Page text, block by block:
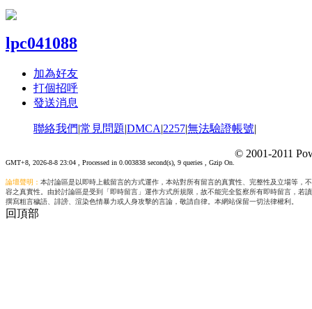
lpc041088
加為好友
打個招呼
發送消息
聯絡我們|常見問題|DMCA|2257|無法驗證帳號|
GMT+8, 2026-8-8 23:04 , Processed in 0.003838 second(s), 9 queries , Gzip On.
© 2001-2011
論壇聲明： 本討論區是以即時上載留言的方式運作，本站對所有留言的真實性、完整性及立場等
容之真實性。由於討論區是受到「即時留言」運作方式所規限，故不能完全監察所有即時留言，
撰寫粗言穢語、誹謗、渲染色情暴力或人身攻擊的言論，敬請自律。本網站保留一切法律權利。
回頂部